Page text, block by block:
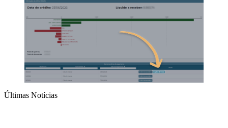
Últimas Notícias